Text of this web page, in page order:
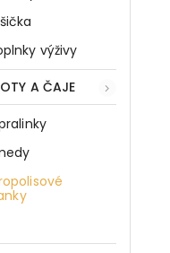
výživy
A ČAJE